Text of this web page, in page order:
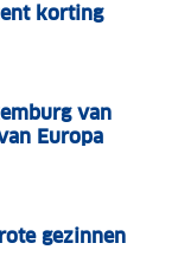
korting
van
Europa
gezinnen